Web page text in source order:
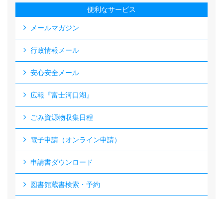
便利なサービス
メールマガジン
行政情報メール
安心安全メール
広報『富士河口湖』
ごみ資源物収集日程
電子申請（オンライン申請）
申請書ダウンロード
図書館蔵書検索・予約